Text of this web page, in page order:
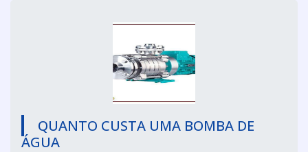
QUANTO CUSTA UMA BOMBA DE
ÁGUA